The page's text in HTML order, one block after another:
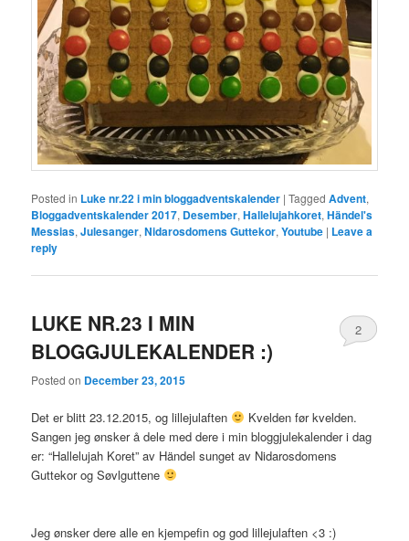
Posted in Luke nr.22 i min bloggadventskalender |Tagged Advent,
Bloggadventskalender 2017, Desember,Hallelujahkoret,Händel's
Messias,Julesanger,Nidarosdomens Guttekor,Youtube | Leave a
reply
LUKE NR.23 I MIN
BLOGGJULEKALENDER :)
Posted on December 23, 2015
2
Det er blitt 23.12.2015, og lillejulaften
Kvelden før kvelden.
Sangen jeg ønsker å dele med dere i min bloggjulekalender i dag
er: “Hallelujah Koret” av Händel sunget av Nidarosdomens
Guttekor og Søvlguttene
Jeg ønsker dere alle en kjempefin og god lillejulaften <3 :)